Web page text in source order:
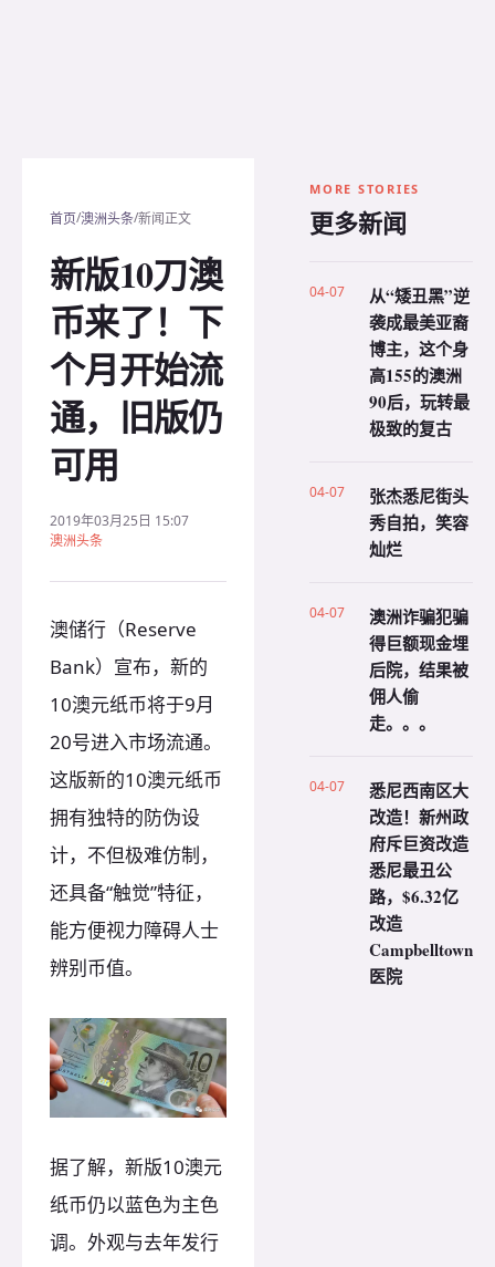
首页/澳洲头条/新闻正文
新版10刀澳
币来了！下
个月开始流
通，旧版仍
可用
2019年03月25日 15:07
澳洲头条
澳储行（Reserve
Bank）宣布，新的
10澳元纸币将于9月
20号进入市场流通。
这版新的10澳元纸币
拥有独特的防伪设
计，不但极难仿制，
还具备“触觉”特征，
能方便视力障碍人士
辨别币值。
据了解，新版10澳元
纸币仍以蓝色为主色
调。外观与去年发行
MORE STORIES
更多新闻
04-07
从“矮丑黑”逆
袭成最美亚裔
博主，这个身
高155的澳洲
90后，玩转最
极致的复古
04-07
张杰悉尼街头
秀自拍，笑容
灿烂
04-07
澳洲诈骗犯骗
得巨额现金埋
后院，结果被
佣人偷
走。。。
04-07
悉尼西南区大
改造！新州政
府斥巨资改造
悉尼最丑公
路，$6.32亿
改造
Campbelltown
医院